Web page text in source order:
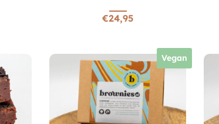
€24,95
Vegan